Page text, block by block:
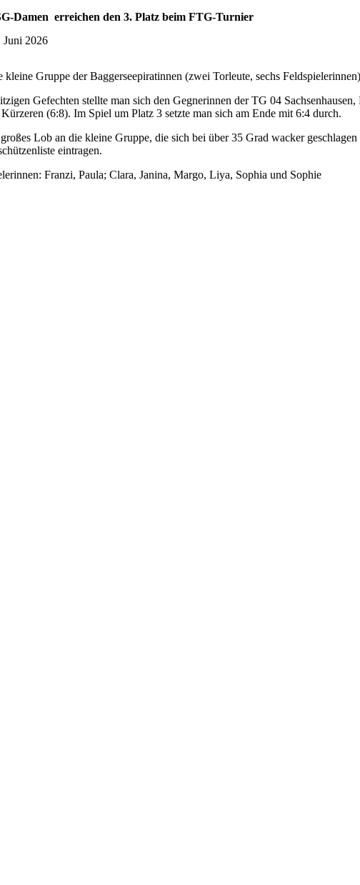
Damen erreichen den 3. Platz beim FTG-Turnier
Juni 2026
kleine Gruppe der Baggerseepiratinnen (zwei Torleute, sechs
Gefechten stellte man sich den Gegnerinnen der TG 04
(6:8). Im Spiel um Platz 3 setzte man sich am Ende mit 6:4 durch.
Lob an die kleine Gruppe, die sich bei über 35 Grad wacker
eintragen.
Franzi, Paula; Clara, Janina, Margo, Liya, Sophia und Sophie